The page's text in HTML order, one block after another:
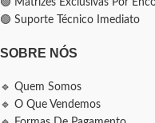
🟢 Suporte Técnico Imediato
SOBRE NÓS
🔹 Quem Somos
🔹 O Que Vendemos